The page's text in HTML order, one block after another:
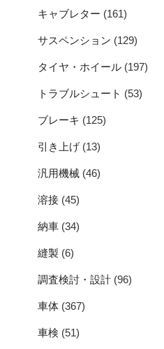
キャブレター (161)
サスペンション (129)
タイヤ・ホイール (197)
トラブルシュート (53)
ブレーキ (125)
引き上げ (13)
汎用機械 (46)
溶接 (45)
納車 (34)
縫製 (6)
調査検討・設計 (96)
車体 (367)
車検 (51)